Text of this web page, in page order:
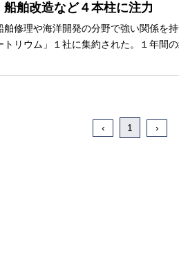
舶改造など４本柱に注力
修理や海洋開発の分野で強い関係を
トリウム」１社に集約された。１年間
‹ 1 ›